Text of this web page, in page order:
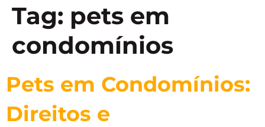
Tag: pets em
condomínios
Pets em Condomínios:
Direitos e